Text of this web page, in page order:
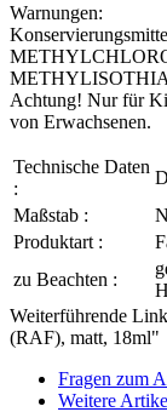
Warnungen:
Achtung! Nur für
von Erwachsenen.
Technische Daten
:
Maßstab :
Produktart :
zu Beachten :
Weiterführende
(RAF), matt, 18ml"
Fragen zum
Weitere